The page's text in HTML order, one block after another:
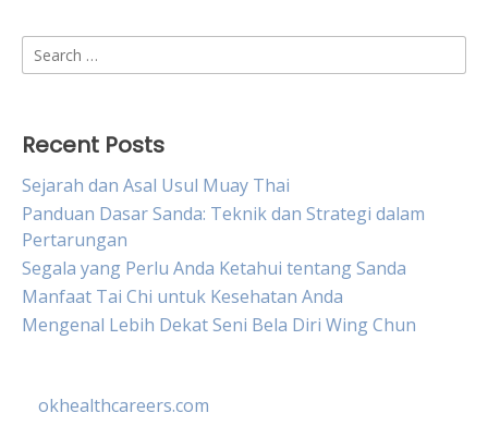
Search
for:
Recent Posts
Sejarah dan Asal Usul Muay Thai
Panduan Dasar Sanda: Teknik dan Strategi dalam
Pertarungan
Segala yang Perlu Anda Ketahui tentang Sanda
Manfaat Tai Chi untuk Kesehatan Anda
Mengenal Lebih Dekat Seni Bela Diri Wing Chun
okhealthcareers.com